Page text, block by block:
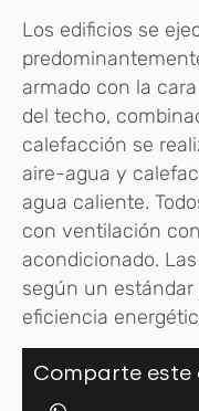
Los edificios se
armado con la
del techo,
calefacción se
aire-agua y
agua caliente.
con ventilación
acondicionado.
según un
eficiencia
Comparte